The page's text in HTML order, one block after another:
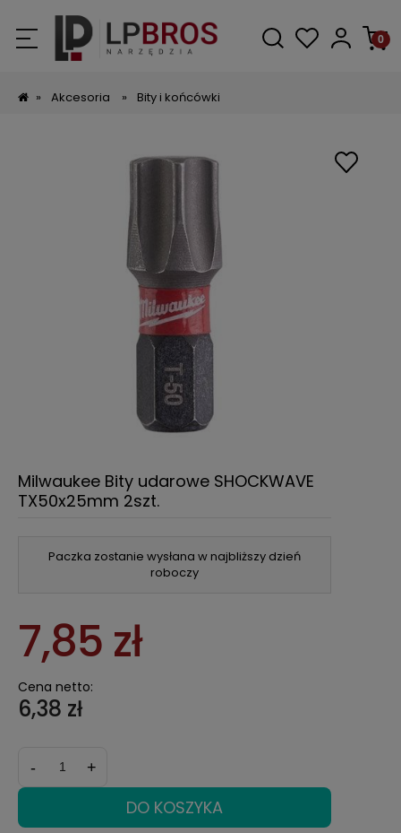
» Akcesoria » Bity i końcówki
Paczka zostanie wysłana w najbliższy dzień
roboczy
Milwaukee Bity udarowe SHOCKWAVE
TX50x25mm 2szt.
7,85 zł
Cena netto:
6,38 zł
- +
DO KOSZYKA